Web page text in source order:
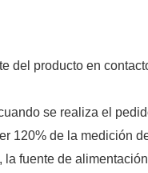
producto en
se realiza el
120% de la medición
fuente de